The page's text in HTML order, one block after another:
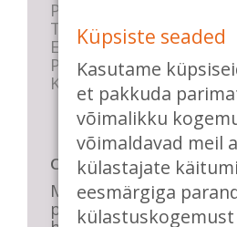
Privaatsustingimused
Tasemete kirjeldused
E-poe tingimused
Parkimise info
KKK
Casa de Baile
Me pühendume
positiivsele
Küpsiste seaded
Kasutame
et pakkuda
võimalikku
võimaldavad meil
külastajate
eesmärgiga
külastuskogemust